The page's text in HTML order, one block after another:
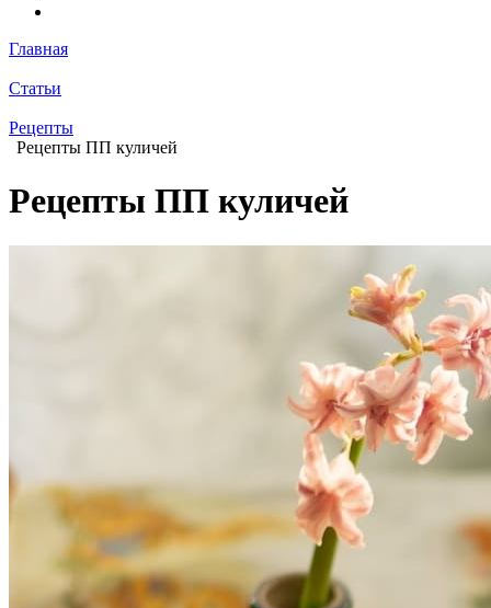
Главная
Статьи
Рецепты
Рецепты ПП куличей
Рецепты ПП куличей